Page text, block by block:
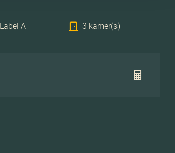
Label A 3 kamer(s)